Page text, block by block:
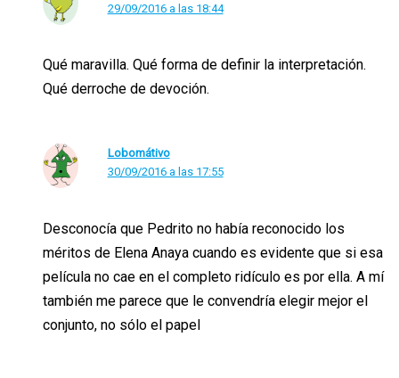
29/09/2016 a las 18:44
Qué maravilla. Qué forma de definir la interpretación.
Qué derroche de devoción.
Lobomátivo
30/09/2016 a las 17:55
Desconocía que Pedrito no había reconocido los
méritos de Elena Anaya cuando es evidente que si esa
película no cae en el completo ridículo es por ella. A mí
también me parece que le convendría elegir mejor el
conjunto, no sólo el papel